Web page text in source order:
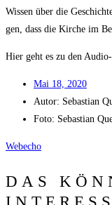
Wis­sen über die
gen, dass die Kir­che im
Hier geht es zu den
Mai 18, 2020
Autor: Sebas­ti­an
Foto: Sebas­ti­an
Web­echo
DAS